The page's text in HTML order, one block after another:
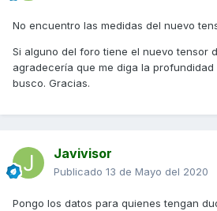
No encuentro las medidas del nuevo
Si alguno del foro tiene el nuevo tensor
agradecería que me diga la
busco. Gracias.
Javivisor
Publicado 13 de Mayo del 2020
Pongo los datos para quienes tengan